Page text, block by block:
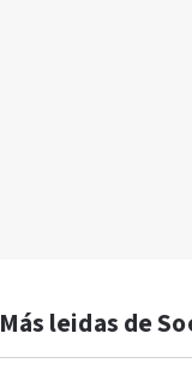
Más leidas de